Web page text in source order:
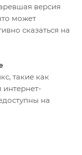
версия
может
сказаться на
такие как
на